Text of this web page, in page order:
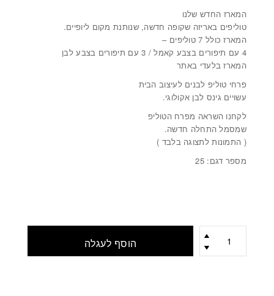
המארז החדש שלנו
טוליפים באריזה שקופה חדשה, שנותנת מקום ליופיים.
המארז כולל 7 טוליפים –
4 עם תיפורים בצבע קאמל / 3 עם תיפורים בצבע לבן
המארז בלעדי באתר
פרחי טוליפ לבנים לעיצוב הבית
עשויים גינס לבן אקולוגי.
לקחנו השראה מפרח הטוליפ
שמסמל התחלה חדשה.
( התמונות לתצוגה בלבד )
מספר דגם: 25
הוסף לעגלה